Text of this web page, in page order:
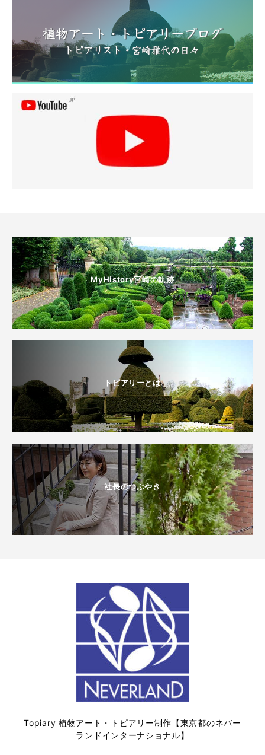
MyHistory宮崎の軌跡
トピアリーとは
社長のつぶやき
Topiary 植物アート・トピアリー制作【東京都のネバー
ランドインターナショナル】